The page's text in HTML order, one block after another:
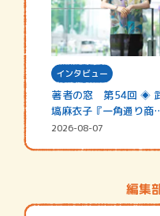
インタビュー
著者の窓 第54回 ◈
塙麻衣子『一角通り商
街の…
2026-08-07
編集